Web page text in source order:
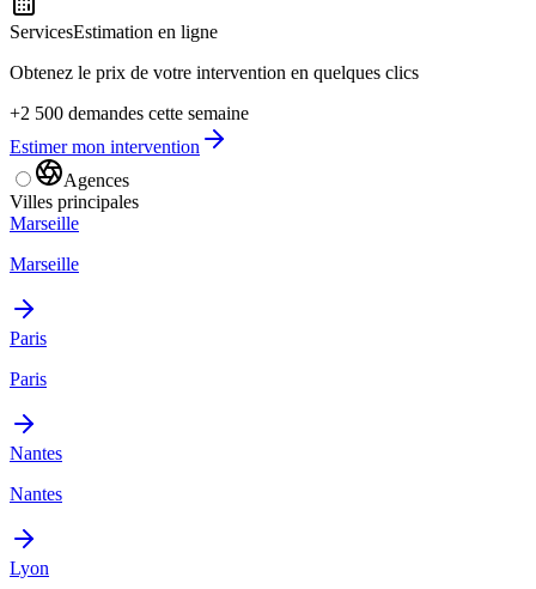
ServicesEstimation en ligne
Obtenez le prix de votre intervention en quelques clics
+2 500 demandes cette semaine
Estimer mon intervention
Agences
Villes principales
Marseille
Marseille
Paris
Paris
Nantes
Nantes
Lyon